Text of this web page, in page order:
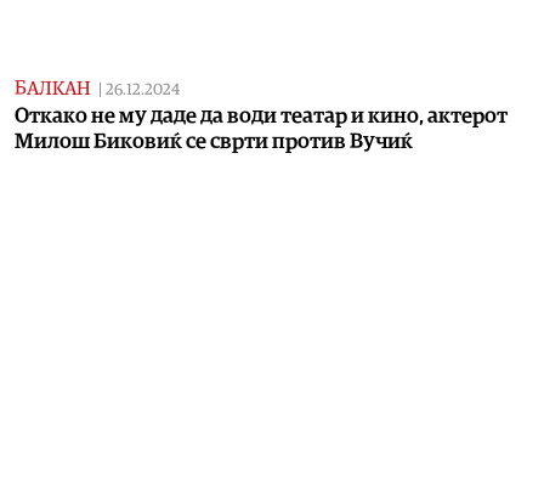
БАЛКАН | 26.12.2024
Откако не му даде да води театар и кино, актерот
Милош Биковиќ се сврти против Вучиќ